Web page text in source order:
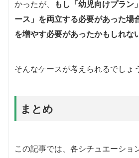
かったが、
もし「幼児向けプラン
ース」を両立する必要があった場
を増やす必要があったかもしれな
そんなケースが考えられるでしょ
まとめ
この記事では、各シチュエーショ